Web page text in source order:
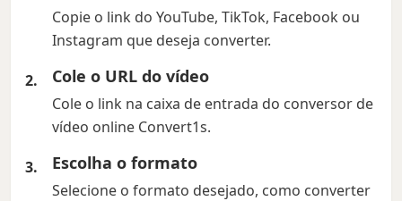
Copie o link do YouTube, TikTok, Facebook ou
Instagram que deseja converter.
Cole o URL do vídeo
Cole o link na caixa de entrada do conversor de
vídeo online Convert1s.
Escolha o formato
Selecione o formato desejado, como converter